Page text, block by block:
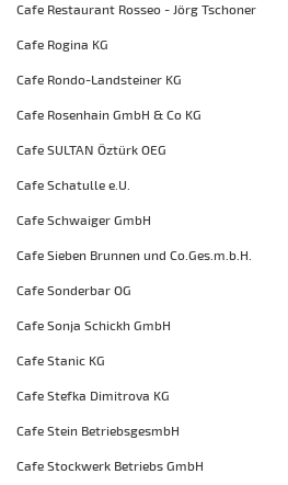
Cafe Restaurant Rosseo - Jörg Tschoner
Cafe Rogina KG
Cafe Rondo-Landsteiner KG
Cafe Rosenhain GmbH & Co KG
Cafe SULTAN Öztürk OEG
Cafe Schatulle e.U.
Cafe Schwaiger GmbH
Cafe Sieben Brunnen und Co.Ges.m.b.H.
Cafe Sonderbar OG
Cafe Sonja Schickh GmbH
Cafe Stanic KG
Cafe Stefka Dimitrova KG
Cafe Stein BetriebsgesmbH
Cafe Stockwerk Betriebs GmbH